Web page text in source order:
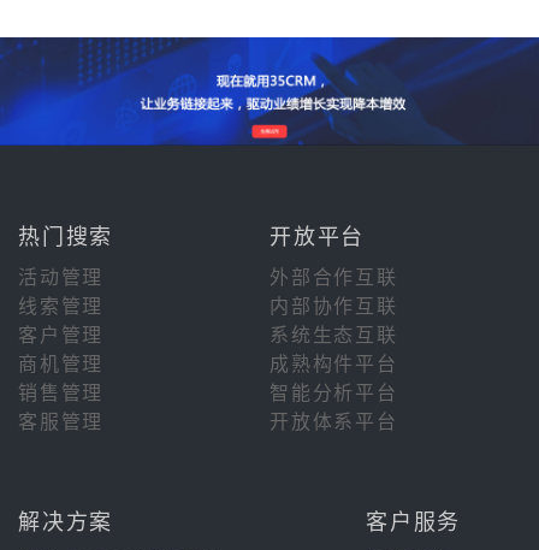
热门搜索 开放平台
活动管理
外部合作互联
线索管理
内部协作互联
客户管理
系统生态互联
商机管理
成熟构件平台
销售管理
智能分析平台
客服管理
开放体系平台
解决方案 客户服务